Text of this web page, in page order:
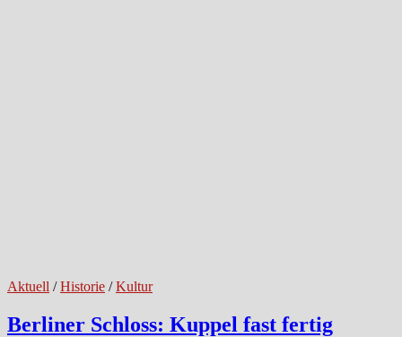
Aktuell /Historie /Kultur
Berliner Schloss: Kuppel fast fertig